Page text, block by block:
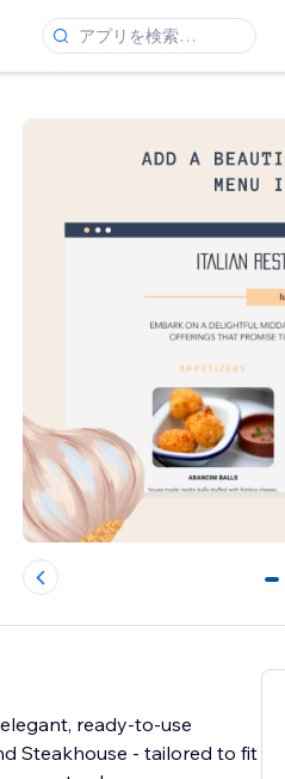
0
ready-to-use
Steakhouse - tailored to fit